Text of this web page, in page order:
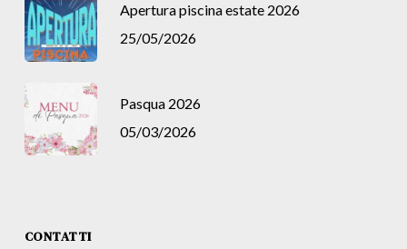
Apertura piscina estate 2026
25/05/2026
Pasqua 2026
05/03/2026
CONTATTI